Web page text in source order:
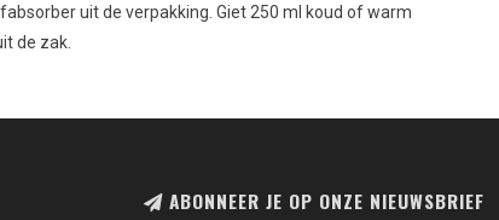
uit de verpakking. Giet 250 ml koud of warm
de zak.
ABONNEER JE OP ONZE NIEUWSBRIEF